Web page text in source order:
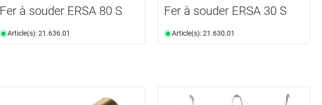
Fer à souder ERSA 80 S
Article(s): 21.636.01
Fer à souder ERSA 30 S
Article(s): 21.630.01